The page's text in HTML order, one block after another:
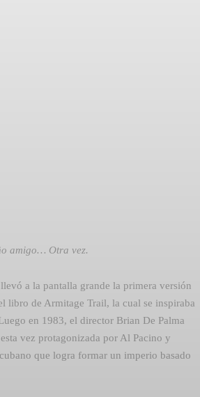
amigo… Otra vez.
a la pantalla grande la primera versión
libro de Armitage Trail, la cual se inspiraba
en 1983, el director Brian De Palma
vez protagonizada por Al Pacino y
que logra formar un imperio basado